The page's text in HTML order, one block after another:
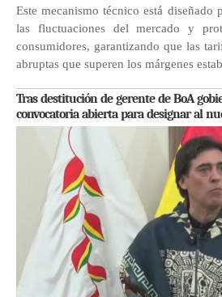
Este mecanismo técnico está diseñado
las fluctuaciones del mercado y
consumidores, garantizando que las
abruptas que superen los márgenes
Tras destitución de gerente de BoA
convocatoria abierta para designar al